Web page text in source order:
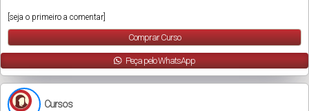
[seja o primeiro a comentar]
Comprar Curso
Peça pelo WhatsApp
Cursos